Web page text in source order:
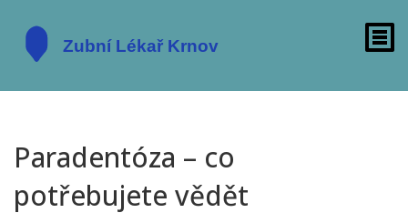
Paradentóza – co
potřebujete vědět